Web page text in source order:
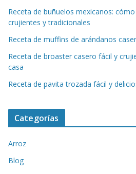
Receta de buñuelos mexicanos:
crujientes y tradicionales
Receta de muffins de arándanos
Receta de broaster casero fácil y
casa
Receta de pavita trozada fácil y
Categorías
Arroz
Blog